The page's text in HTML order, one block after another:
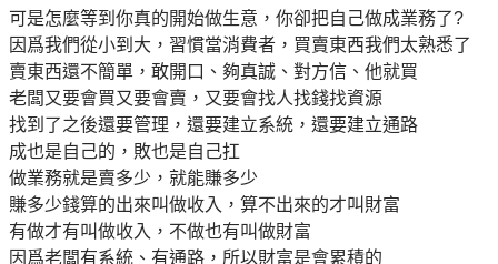
可是怎麼等到你真的開始做生意，你卻把自己做成業務了?
因爲我們從小到大，習慣當消費者，買賣東西我們太熟悉了
賣東西還不簡單，敢開口、夠真誠、對方信、他就買
老闆又要會買又要會賣，又要會找人找錢找資源
找到了之後還要管理，還要建立系統，還要建立通路
成也是自己的，敗也是自己扛
做業務就是賣多少，就能賺多少
賺多少錢算的出來叫做收入，算不出來的才叫財富
有做才有叫做收入，不做也有叫做財富
因爲老闆有系統、有通路，所以財富是會累積的